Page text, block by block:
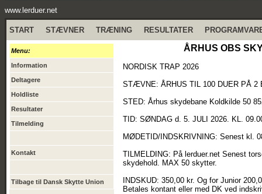
www.lerduer.net
START STÆVNER TRÆNING RESULTATER
Menu:
Information
Deltagere
Holdliste
Resultater
Tilmelding
Kontakt
Tilbage til Dansk Skytte Union
ÅRHUS OBS
NORDISK TRAP 2026
STÆVNE: ÅRHUS TIL 100 DUER PÅ 2
STED: Århus skydebane Koldkilde 50
TID: SØNDAG d. 5. JULI 2026. KL.
MØDETID/INDSKRIVNING: Senest kl.
TILMELDING: På lerduer.net Senest
skydehold. MAX 50 skytter.
INDSKUD: 350,00 kr. Og for Junior
Betales kontant eller med DK ved